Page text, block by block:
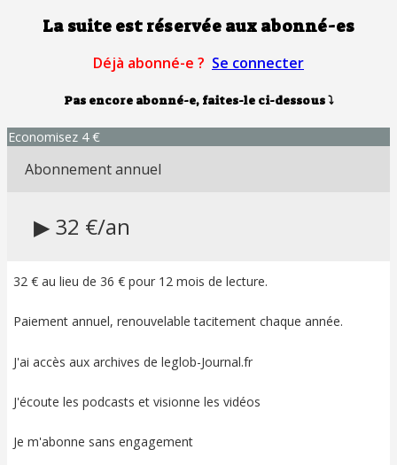
La suite est réservée aux abonné-es
Déjà abonné-e ? Se connecter
Pas encore abonné-e, faites-le ci-dessous⤵
Economisez 4 €
Abonnement annuel
▶ 32 €/an
32 € au lieu de 36 € pour 12 mois de lecture.
Paiement annuel, renouvelable tacitement chaque année.
J'ai accès aux archives de leglob-Journal.fr
J'écoute les podcasts et visionne les vidéos
Je m'abonne sans engagement